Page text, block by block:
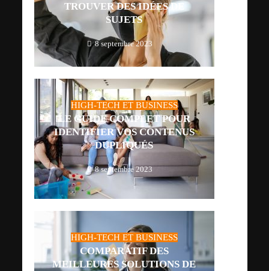
TROUVER DES IDÉES DE
SUJETS
8 septembre 2023
HIGH-TECH ET BUSINESS
LE GUIDE COMPLET POUR
IDENTIFIER VOS CONTENUS
DUPLIQUÉS
8 septembre 2023
HIGH-TECH ET BUSINESS
COMPARATIF DES
MEILLEURES SOLUTIONS DE